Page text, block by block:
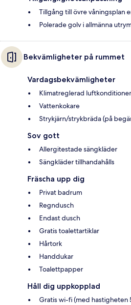
Tillgång till övre våningsplan
Polerade golv i allmänna
Bekvämligheter på rummet
Vardagsbekvämligheter
Klimatreglerad
Vattenkokare
Strykjärn/strykbräda (på
Sov gott
Allergitestade sängkläder
Sängkläder tillhandahålls
Fräscha upp dig
Privat badrum
Regndusch
Endast dusch
Gratis toalettartiklar
Hårtork
Handdukar
Toalettpapper
Håll dig uppkopplad
Gratis wi-fi (med hastigheten